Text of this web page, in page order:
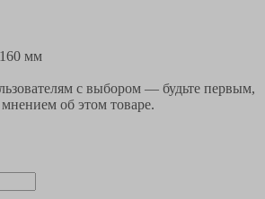
мм
с выбором — будьте первым,
об этом товаре.